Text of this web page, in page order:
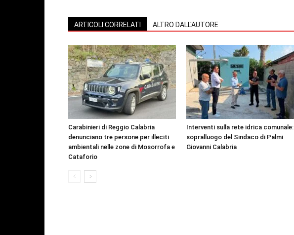
ARTICOLI CORRELATI ALTRO DALL'AUTORE
Carabinieri di Reggio Calabria
denunciano tre persone per illeciti
ambientali nelle zone di Mosorrofa e
Cataforio
Interventi sulla rete idrica comunale:
sopralluogo del Sindaco di Palmi
Giovanni Calabria